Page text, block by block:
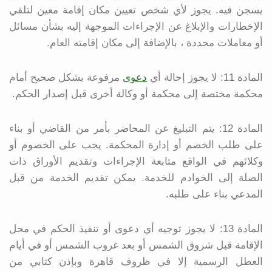
يسجن فيه. يجوز لأي شخص تعيين مكان إقامة معين لتلقي
الإخطارات والإبلاغ عن الإجراءات الموجهة إليه بشأن مسائل
أو معاملات محددة ، بالإضافة إلى مكان إقامته العام.
المادة 11: لا يجوز إحالة أي دعوى مرفوعة بشكل صحيح أمام
محكمة مختصة إلى محكمة أو وكالة أخرى قبل إصدار الحكم.
المادة 12: يتم التبليغ عن المحاضر بأمر من القاضي أو بناء
على طلب الخصم أو إدارة المحكمة. يجب على الخصوم أو
وكلائهم في الواقع متابعة الإجراءات وتقديم الأوراق ذات
الصلة إلى الخوادم للخدمة. يمكن تقديم الخدمة من قبل
المدعي بناء على طلبه.
المادة 13: لا يجوز توجيه أي دعوى أو تنفيذ الحكم في محل
الإقامة قبل شروق الشمس أو بعد غروب الشمس أو في أيام
العطل الرسمية إلا في ظروف قاهرة وبإذن كتابي من